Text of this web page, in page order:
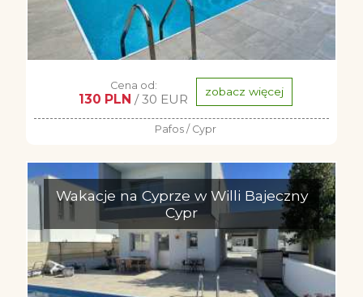
Cena od:
130 PLN / 30 EUR zobacz więcej
Pafos / Cypr
Wakacje na Cyprze w Willi Bajeczny
Cypr